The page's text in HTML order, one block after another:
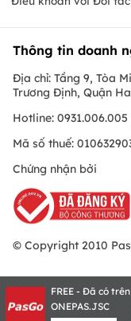
Thông tin doanh
Địa chỉ: Tầng 9, Tòa
Trương Định, Quận
Hotline: 0931.006.005
Mã số thuế:
Chứng nhận bởi
© Copyright 2010
FREE - Đã có
ONEPAS.JSC